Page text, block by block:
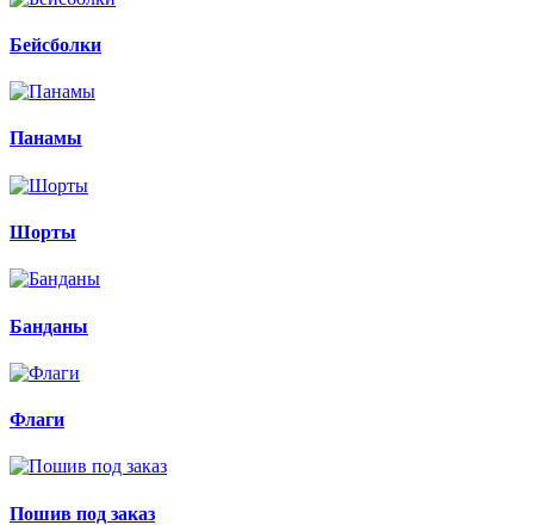
Бейсболки
Панамы
Шорты
Банданы
Флаги
Пошив под заказ